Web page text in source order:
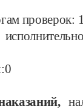
проверок: